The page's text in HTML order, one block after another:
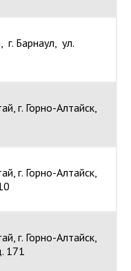
г. Барнаул, ул.
г. Горно-Алтайск,
г. Горно-Алтайск,
г. Горно-Алтайск,
171